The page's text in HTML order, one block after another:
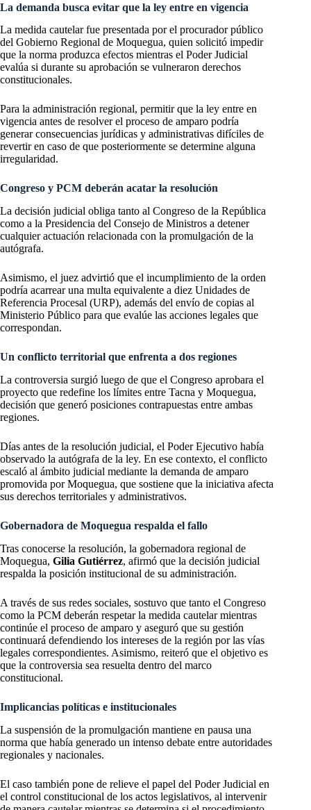
La demanda busca evitar que la ley entre en vigencia
La medida cautelar fue presentada por el procurador público
del Gobierno Regional de Moquegua, quien solicitó impedir
que la norma produzca efectos mientras el Poder Judicial
evalúa si durante su aprobación se vulneraron derechos
constitucionales.
Para la administración regional, permitir que la ley entre en
vigencia antes de resolver el proceso de amparo podría
generar consecuencias jurídicas y administrativas difíciles de
revertir en caso de que posteriormente se determine alguna
irregularidad.
Congreso y PCM deberán acatar la resolución
La decisión judicial obliga tanto al Congreso de la República
como a la Presidencia del Consejo de Ministros a detener
cualquier actuación relacionada con la promulgación de la
autógrafa.
Asimismo, el juez advirtió que el incumplimiento de la orden
podría acarrear una multa equivalente a diez Unidades de
Referencia Procesal (URP), además del envío de copias al
Ministerio Público para que evalúe las acciones legales que
correspondan.
Un conflicto territorial que enfrenta a dos regiones
La controversia surgió luego de que el Congreso aprobara el
proyecto que redefine los límites entre Tacna y Moquegua,
decisión que generó posiciones contrapuestas entre ambas
regiones.
Días antes de la resolución judicial, el Poder Ejecutivo había
observado la autógrafa de la ley. En ese contexto, el conflicto
escaló al ámbito judicial mediante la demanda de amparo
promovida por Moquegua, que sostiene que la iniciativa afecta
sus derechos territoriales y administrativos.
Gobernadora de Moquegua respalda el fallo
Tras conocerse la resolución, la gobernadora regional de
Moquegua, Gilia Gutiérrez, afirmó que la decisión judicial
respalda la posición institucional de su administración.
A través de sus redes sociales, sostuvo que tanto el Congreso
como la PCM deberán respetar la medida cautelar mientras
continúe el proceso de amparo y aseguró que su gestión
continuará defendiendo los intereses de la región por las vías
legales correspondientes. Asimismo, reiteró que el objetivo es
que la controversia sea resuelta dentro del marco
constitucional.
Implicancias políticas e institucionales
La suspensión de la promulgación mantiene en pausa una
norma que había generado un intenso debate entre autoridades
regionales y nacionales.
El caso también pone de relieve el papel del Poder Judicial en
el control constitucional de los actos legislativos, al intervenir